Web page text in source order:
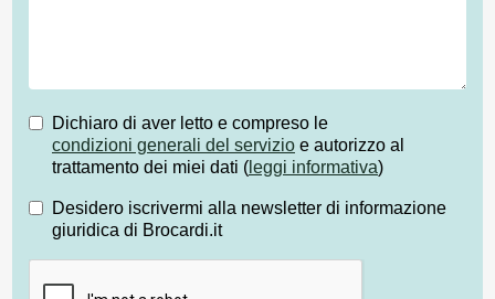
Dichiaro di aver letto e compreso le
condizioni generali del servizio e autorizzo al
trattamento dei miei dati ( leggi informativa)
Desidero iscrivermi alla newsletter di informazione
giuridica di Brocardi.it